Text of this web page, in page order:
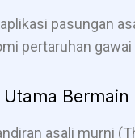
pasungan
pertaruhan
asali murni